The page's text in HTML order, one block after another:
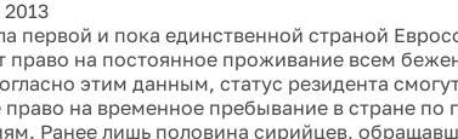
первой и пока единственной страной
право на постоянное проживание всем
этим данным, статус резидента
на временное пребывание в стране по
Ранее лишь половина сирийцев,